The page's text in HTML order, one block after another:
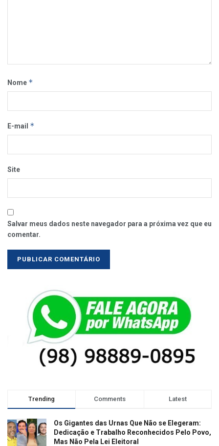
Nome *
E-mail *
Site
Salvar meus dados neste navegador para a próxima vez que eu
comentar.
Trending Comments Latest
Os Gigantes das Urnas Que Não se Elegeram:
Dedicação e Trabalho Reconhecidos Pelo Povo,
Mas Não Pela Lei Eleitoral